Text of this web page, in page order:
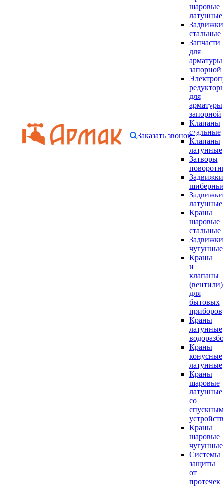
шаровые
латунные
Задвижки
стальные
Запчасти
для
арматуры
запорной
для
арматуры
запорной
Клапаны
стальные
Клапаны
латунные
Затворы
Задвижки
Задвижки
латунные
Краны
шаровые
стальные
Задвижки
чугунные
Краны
и
клапаны
(вентили)
для
бытовых
приборов
Краны
латунные
Краны
конусные
латунные
Краны
шаровые
латунные
со
спускным
Краны
шаровые
чугунные
Системы
защиты
от
протечек
Заказать звонок